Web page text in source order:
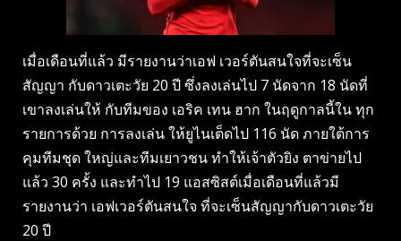
เมื่อเดือนที่แล้ว มีรายงานว่าเอฟ เวอร์ตันสนใจที่จะเซ็น
สัญญา กับดาวเตะวัย 20 ปี ซึ่งลงเล่นไป 7 นัดจาก 18 นัดที่
เขาลงเล่นให้ กับทีมของ เอริค เทน ฮาก ในฤดูกาลนี้ใน ทุก
รายการด้วย การลงเล่น ให้ยูไนเต็ดไป 116 นัด ภายใต้การ
คุมทีมชุด ใหญ่และทีมเยาวชน ทําให้เจ้าตัวยิง ตาข่ายไป
แล้ว 30 ครั้ง และทําไป 19 แอสซิสต์เมื่อเดือนที่แล้วมี
รายงานว่า เอฟเวอร์ตันสนใจ ที่จะเซ็นสัญญากับดาวเตะวัย
20 ปี